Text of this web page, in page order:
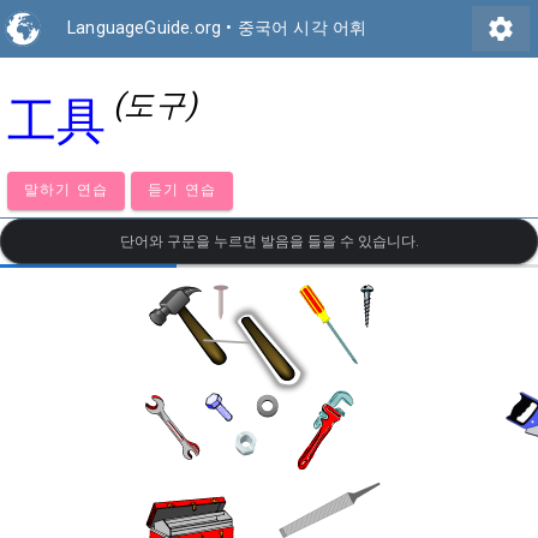
LanguageGuide.org • 중국어 시각 어휘 settings
工具 (도구)
말하기 연습 듣기 연습
단어와 구문을 누르면 발음을 들을 수 있습니다.